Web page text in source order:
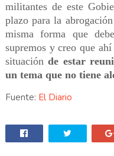
militantes de este
plazo para la
misma forma que
supremos y creo que
situaciónde estarr
un tema que no tiene
Fuente: El Diario